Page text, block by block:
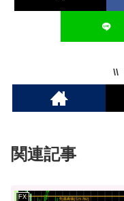
関連記事
FX